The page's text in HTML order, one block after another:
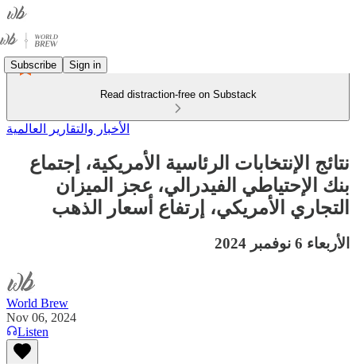
Subscribe Sign in
Read distraction-free on Substack
الأخبار والتقارير العالمية
نتائج الإنتخابات الرئاسية الأمريكية، إجتماع
بنك الإحتياطي الفيدرالي، عجز الميزان
التجاري الأمريكي، إرتفاع أسعار الذهب
الأربعاء 6 نوفمبر 2024
World Brew
Nov 06, 2024
Listen